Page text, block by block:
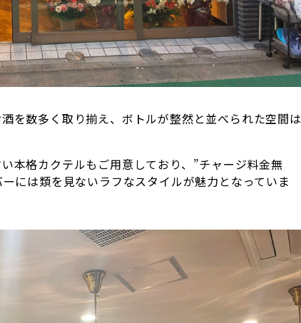
を数多く取り揃え、ボトルが整然と並べられた空間は
本格カクテルもご用意しており、”チャージ料金無
には類を見ないラフなスタイルが魅力となっていま